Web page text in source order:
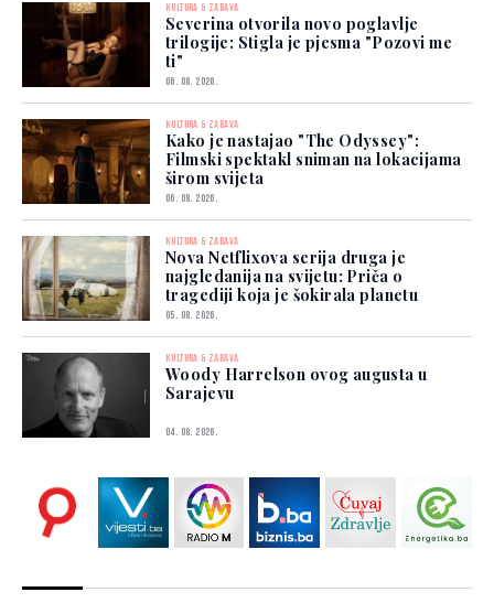
KULTURA & ZABAVA
Severina otvorila novo poglavlje
trilogije: Stigla je pjesma "Pozovi me
ti"
06. 08. 2026.
KULTURA & ZABAVA
Kako je nastajao "The Odyssey":
Filmski spektakl sniman na lokacijama
širom svijeta
06. 08. 2026.
KULTURA & ZABAVA
Nova Netflixova serija druga je
najgledanija na svijetu: Priča o
tragediji koja je šokirala planetu
05. 08. 2026.
KULTURA & ZABAVA
Woody Harrelson ovog augusta u
Sarajevu
04. 08. 2026.